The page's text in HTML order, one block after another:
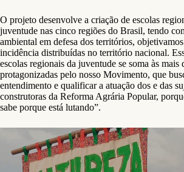
O projeto desenvolve a criação de escolas
juventude nas cinco regiões do Brasil, tendo
ambiental em defesa dos territórios,
incidência distribuídas no território nacional.
escolas regionais da juventude se soma às
protagonizadas pelo nosso Movimento, que
entendimento e qualificar a atuação dos e das
construtoras da Reforma Agrária Popular,
sabe porque está lutando”.